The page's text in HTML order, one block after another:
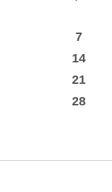
7
14
21
28